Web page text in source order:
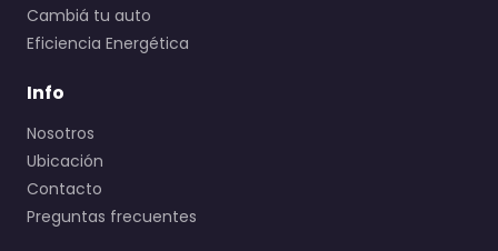
Cambiá tu auto
Eficiencia Energética
Info
Nosotros
Ubicación
Contacto
Preguntas frecuentes